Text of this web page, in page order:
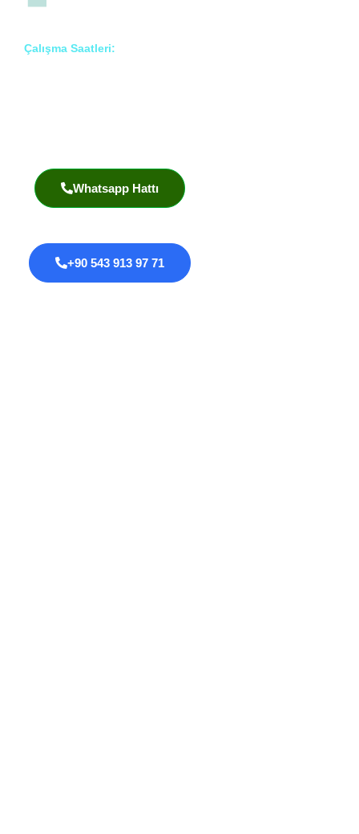
Çalışma Saatleri:
Whatsapp Hattı
+90 543 913 97 71